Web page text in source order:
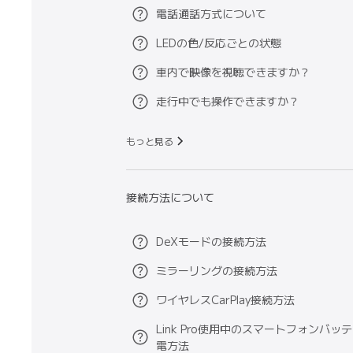
電話通話方式について
LEDの色/反応ごとの状態
車内で映像を視聴できますか？
走行中でも操作できますか？
もっと見る
接続方法について
DeXモードの接続方法
ミラーリングの接続方法
ワイヤレスCarPlay接続方法
Link Pro使用中のスマートフォンバッ
電方法